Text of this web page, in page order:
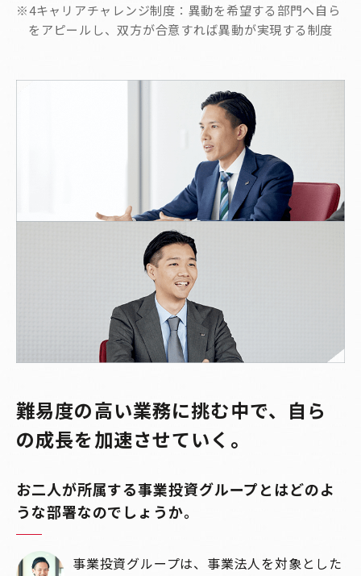
※4キャリアチャレンジ制度：異動を希望する部門へ自ら
をアピールし、双方が合意すれば異動が実現する制度
難易度の高い業務に挑む中で、自ら
の成長を加速させていく。
お二人が所属する事業投資グループとはどのよ
うな部署なのでしょうか。
事業投資グループは、事業法人を対象とした